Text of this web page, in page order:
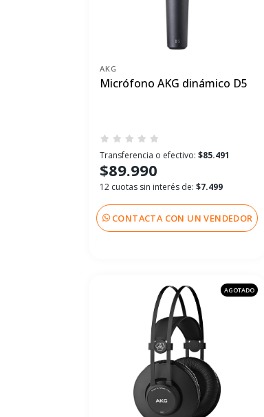
AKG
Micrófono AKG dinámico D5
Transferencia o efectivo: $85.491
$89.990
12 cuotas sin interés de: $7.499
CONTACTA CON UN VENDEDOR
AGOTADO